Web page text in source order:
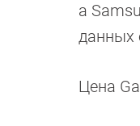
а
данных
Цена